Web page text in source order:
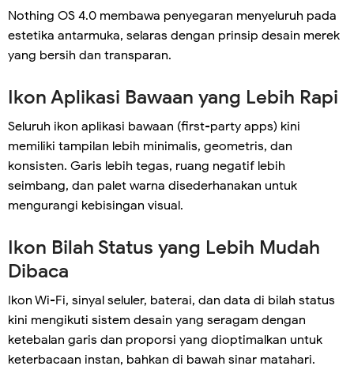
Nothing OS 4.0 membawa penyegaran menyeluruh pada
estetika antarmuka, selaras dengan prinsip desain merek
yang bersih dan transparan.
Ikon Aplikasi Bawaan yang Lebih Rapi
Seluruh ikon aplikasi bawaan (first-party apps) kini
memiliki tampilan lebih minimalis, geometris, dan
konsisten. Garis lebih tegas, ruang negatif lebih
seimbang, dan palet warna disederhanakan untuk
mengurangi kebisingan visual.
Ikon Bilah Status yang Lebih Mudah
Dibaca
Ikon Wi-Fi, sinyal seluler, baterai, dan data di bilah status
kini mengikuti sistem desain yang seragam dengan
ketebalan garis dan proporsi yang dioptimalkan untuk
keterbacaan instan, bahkan di bawah sinar matahari.